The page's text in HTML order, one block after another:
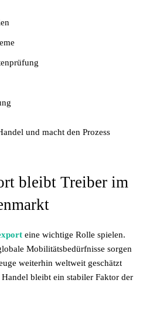
und macht den Prozess
bleibt Treiber im
eine wichtige Rolle spielen.
Mobilitätsbedürfnisse sorgen
weiterhin weltweit geschätzt
bleibt ein stabiler Faktor der